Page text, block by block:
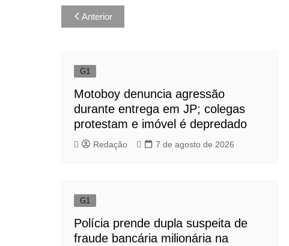
Navegação
de
Anterior
G1
Motoboy denuncia agressão
durante entrega em JP; colegas
protestam e imóvel é depredado
Redação 7 de agosto de 2026
G1
Polícia prende dupla suspeita de
fraude bancária milionária na